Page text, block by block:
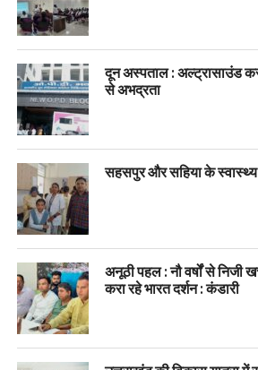
दून अस्पताल : अल्ट्रासाउंड
से अभद्रता
सहसपुर और सहिया के स्वास्थ्य
अनूठी पहल : नौ वर्षों से निजी
करा रहे भारत दर्शन : कंडारी